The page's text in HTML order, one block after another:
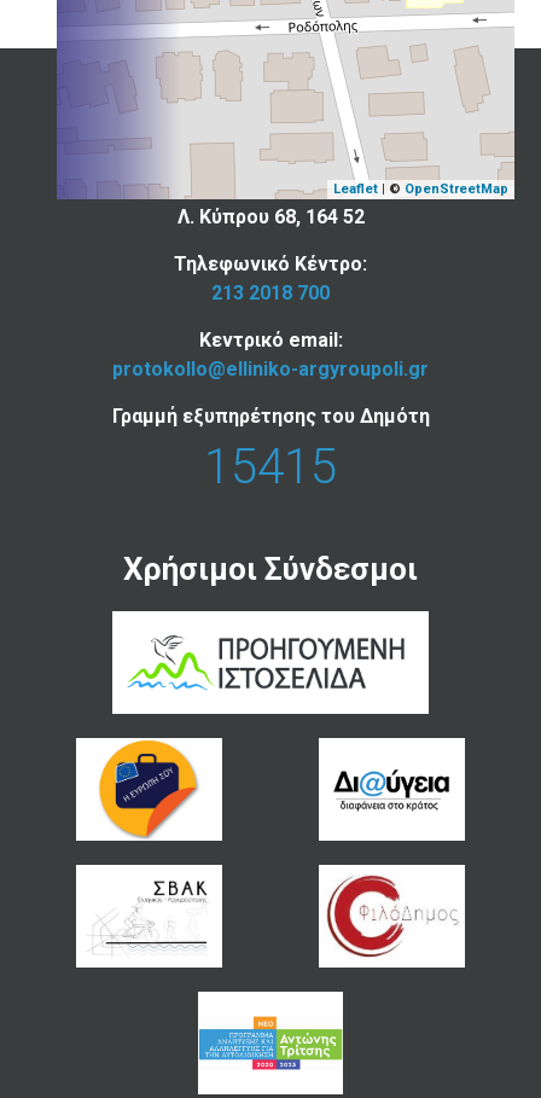
Leaflet| © OpenStreetMap
Επικοινωνία
Ελληνικού - Αργυρούπολης
Λ. Κύπρου 68, 164 52
Τηλεφωνικό Κέντρο:
213 2018 700
Κεντρικό email:
protokollo@elliniko-argyroupoli.gr
Γραμμή εξυπηρέτησης του Δημότη
15415
Χρήσιμοι Σύνδεσμοι